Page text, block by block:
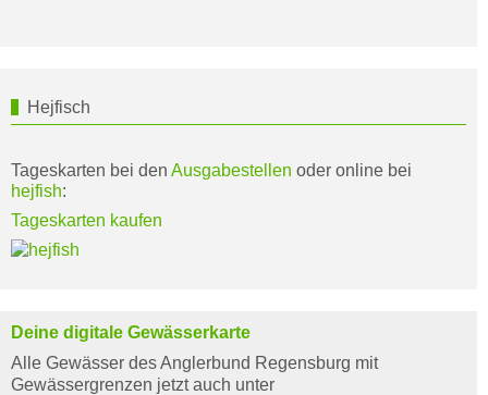
Hejfisch
Tageskarten bei den Ausgabestellen oder online bei
hejfish:
Tageskarten kaufen
Deine digitale Gewässerkarte
Alle Gewässer des Anglerbund Regensburg mit
Gewässergrenzen jetzt auch unter